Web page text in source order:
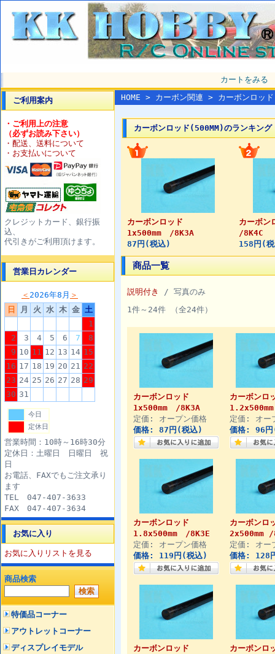
カートをみる
ご利用案内
・ご利用上の注意
（必ずお読み下さい）
・配送、送料について
・お支払いについて
クレジットカード、銀行振
込、
代引きがご利用頂けます。
営業日カレンダー
＜ 2026年8月 ＞
日
月 火 水 木 金 土
1
2
3 4 5 6 7
8
9 10 11 12 13 14 15
16 17 18 19 20 21 22
23 24 25 26 27 28 29
30 31
今日
定休日
営業時間：10時～16時30分
定休日：土曜日 日曜日 祝
日
お電話、FAXでもご注文承り
ます
TEL 047-407-3633
FAX 047-407-3634
お気に入り
お気に入りリストを見る
商品検索
特価品コーナー
アウトレットコーナー
ディスプレイモデル
HOME > カーボン関連 > カーボンロッド
カーボンロッド(500MM)のランキング
カーボンロッド
1x500mm /8K3A
87円(税込)
カーボン
/8K4C
158円(
商品一覧
説明付き
/ 写真のみ
1件～24件 （全24件）
カーボンロッド
1x500mm /8K3A
定価: オープン価格
価格: 87円(税込)
カーボンロ
定価: オー
価格: 96
カーボンロッド
1.8x500mm /8K3E
定価: オープン価格
価格: 119円(税込)
カーボンロ
2x500mm /
定価: オー
価格: 128
カーボンロッド
カーボンロ